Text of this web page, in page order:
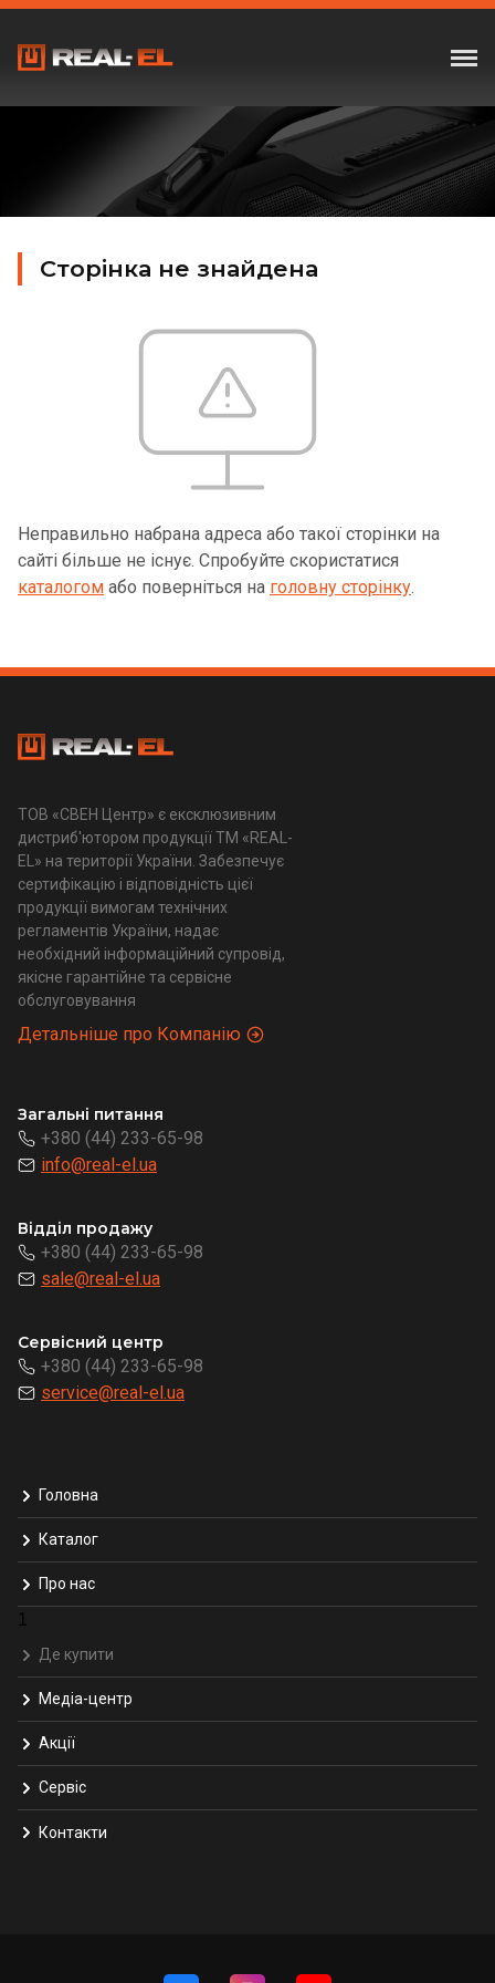
Сторінка не знайдена
Неправильно набрана адреса або такої сторінки на
сайті більше не існує. Спробуйте скористатися
каталогом або поверніться на головну сторінку.
ТОВ «СВЕН Центр» є ексклюзивним
дистриб'ютором продукції ТМ «REAL-
EL» на території України. Забезпечує
сертифікацію і відповідність цієї
продукції вимогам технічних
регламентів України, надає
необхідний інформаційний супровід,
якісне гарантійне та сервісне
обслуговування
Детальніше про Компанію
Загальні питання
+380 (44) 233-65-98
info@real-el.ua
Відділ продажу
+380 (44) 233-65-98
sale@real-el.ua
Сервісний центр
+380 (44) 233-65-98
service@real-el.ua
Головна
Каталог
Про нас
1
Де купити
Медіа-центр
Акції
Сервіс
Контакти